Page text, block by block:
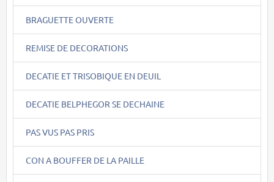
BRAGUETTE OUVERTE
REMISE DE DECORATIONS
DECATIE ET TRISOBIQUE EN DEUIL
DECATIE BELPHEGOR SE DECHAINE
PAS VUS PAS PRIS
CON A BOUFFER DE LA PAILLE